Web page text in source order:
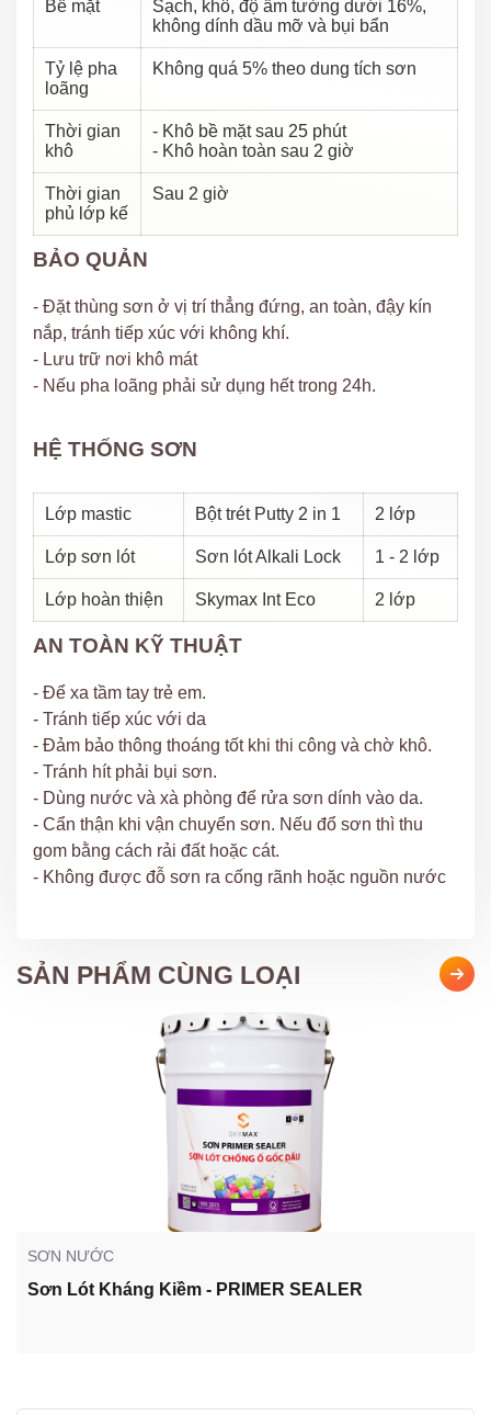
Bề mặt
Sạch, khô, độ ẩm tường dưới 16%,
không dính dầu mỡ và bụi bẩn
Tỷ lệ pha
loãng
Không quá 5% theo dung tích sơn
Thời gian
khô
- Khô bề mặt sau 25 phút
- Khô hoàn toàn sau 2 giờ
Thời gian
phủ lớp kế
Sau 2 giờ
BẢO QUẢN
- Đặt thùng sơn ở vị trí thẳng đứng, an toàn, đậy kín
nắp, tránh tiếp xúc với không khí.
- Lưu trữ nơi khô mát
- Nếu pha loãng phải sử dụng hết trong 24h.
HỆ THỐNG SƠN
Lớp mastic Bột trét Putty 2 in 1 2 lớp
Lớp sơn lót Sơn lót Alkali Lock 1 - 2 lớp
Lớp hoàn thiện Skymax Int Eco 2 lớp
AN TOÀN KỸ THUẬT
- Để xa tầm tay trẻ em.
- Tránh tiếp xúc với da
- Đảm bảo thông thoáng tốt khi thi công và chờ khô.
- Tránh hít phải bụi sơn.
- Dùng nước và xà phòng để rửa sơn dính vào da.
- Cẩn thận khi vận chuyển sơn. Nếu đổ sơn thì thu
gom bằng cách rải đất hoặc cát.
- Không được đỗ sơn ra cống rãnh hoặc nguồn nước
SẢN PHẨM CÙNG LOẠI
SƠN NƯỚC
Sơn Lót Kháng Kiềm - PRIMER SEALER